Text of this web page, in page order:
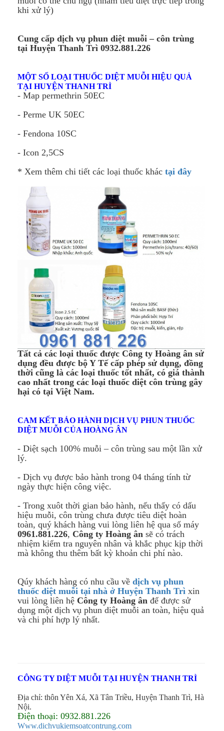
khi xử lý)
Cung cấp dịch vụ phun diệt muỗi – côn trùng
tại Huyện Thanh Trì 0932.881.226
MỘT SỐ LOẠI THUỐC DIỆT MUỖI HIỆU QUẢ
TẠI HUYỆN THANH TRÌ
- Map permethrin 50EC
- Perme UK 50EC
- Fendona 10SC
- Icon 2,5CS
* Xem thêm chi tiết các loại thuốc khác tại đây
Tất cả các loại thuốc được Công ty Hoàng ân sử
dụng đều được bộ Y Tế cấp phép sử dụng, đồng
thời cũng là các loại thuốc tốt nhất, có giá thành
cao nhất trong các loại thuốc diệt côn trùng gây
hại có tại Việt Nam.
CAM KẾT BẢO HÀNH DỊCH VỤ PHUN THUỐC
DIỆT MUỖI CỦA HOÀNG ÂN
- Diệt sạch 100% muỗi – côn trùng sau một lần xử
lý.
- Dịch vụ được bảo hành trong 04 tháng tính từ
ngày thực hiện công việc.
- Trong xuôt thời gian bảo hành, nếu thấy có dấu
hiệu muỗi, côn trùng chưa được tiêu diệt hoàn
toàn, quý khách hàng vui lòng liên hệ qua số máy
0961.881.226, Công ty Hoàng ân sẽ có trách
nhiệm kiểm tra nguyên nhân và khắc phục kịp thời
mà không thu thêm bất kỳ khoản chi phí nào.
Qúy khách hàng có nhu cầu về dịch vụ phun
thuốc diệt muỗi tại nhà ở Huyện Thanh Trì xin
vui lòng liên hệ Công ty Hoàng ân để được sử
dụng một dịch vụ phun diệt muỗi an toàn, hiệu quả
và chi phí hợp lý nhất.
CÔNG TY DIỆT MUỖI TẠI HUYỆN THANH TRÌ
Địa chỉ: thôn Yên Xá, Xã Tân Triều, Huyện Thanh Trì, Hà
Nội.
Điện thoại: 0932.881.226
Www.dichvukiemsoatcontrung.com